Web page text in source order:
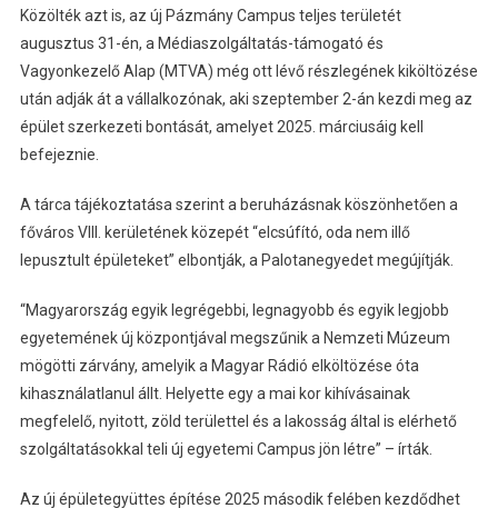
Közölték azt is, az új Pázmány Campus teljes területét
augusztus 31-én, a Médiaszolgáltatás-támogató és
Vagyonkezelő Alap (MTVA) még ott lévő részlegének kiköltözése
után adják át a vállalkozónak, aki szeptember 2-án kezdi meg az
épület szerkezeti bontását, amelyet 2025. márciusáig kell
befejeznie.
A tárca tájékoztatása szerint a beruházásnak köszönhetően a
főváros VIII. kerületének közepét “elcsúfító, oda nem illő
lepusztult épületeket” elbontják, a Palotanegyedet megújítják.
“Magyarország egyik legrégebbi, legnagyobb és egyik legjobb
egyetemének új központjával megszűnik a Nemzeti Múzeum
mögötti zárvány, amelyik a Magyar Rádió elköltözése óta
kihasználatlanul állt. Helyette egy a mai kor kihívásainak
megfelelő, nyitott, zöld területtel és a lakosság által is elérhető
szolgáltatásokkal teli új egyetemi Campus jön létre” – írták.
Az új épületegyüttes építése 2025 második felében kezdődhet